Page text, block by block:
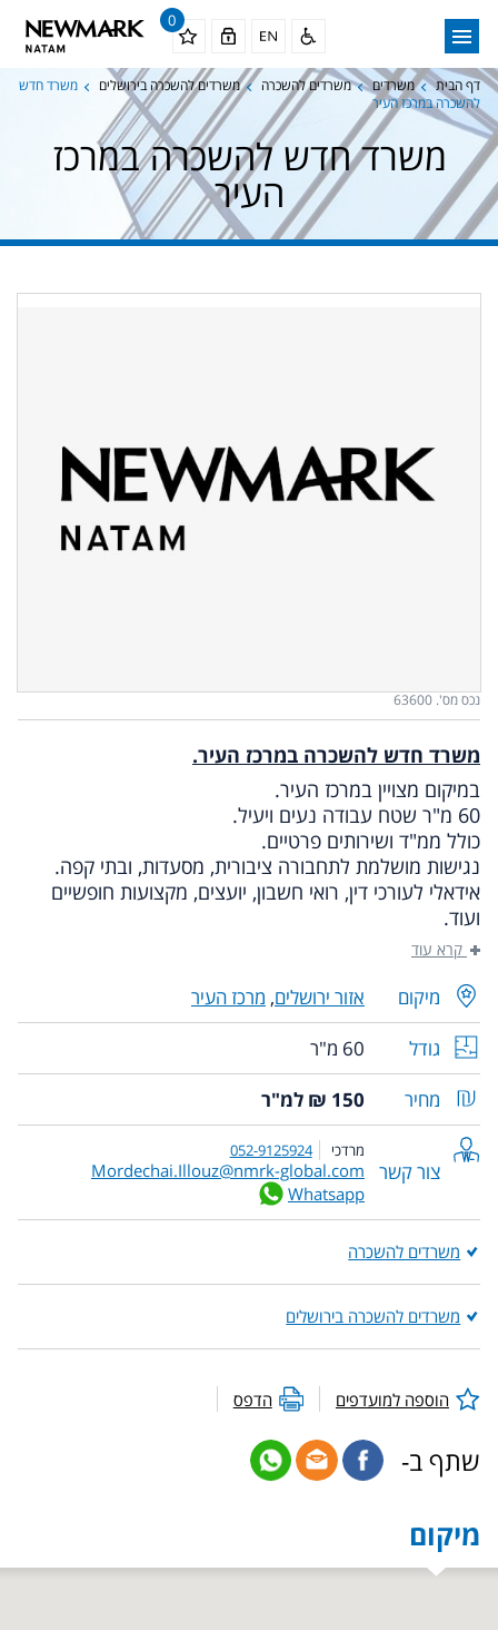
0
דף הבית משרדים משרדים להשכרה משרדים להשכרה בירושלים
משרד חדש
להשכרה במרכז העיר
משרד חדש להשכרה במרכז
העיר
נכס מס'. 63600
משרד חדש להשכרה במרכז העיר.
במיקום מצויין במרכז העיר.
60 מ"ר שטח עבודה נעים ויעיל.
כולל ממ"ד ושירותים פרטיים.
נגישות מושלמת לתחבורה ציבורית, מסעדות, ובתי קפה.
אידאלי לעורכי דין, רואי חשבון, יועצים, מקצועות חופשיים
ועוד.
מיקום אזור ירושלים, מרכז העיר
גודל
60 מ"ר
מחיר
150 ₪ למ"ר
צור קשר
מרדכי 052-9125924
Mordechai.Illouz@nmrk-global.com
Whatsapp
משרדים להשכרה
משרדים להשכרה בירושלים
הוספה למועדפים הדפס
שתף ב-
מיקום